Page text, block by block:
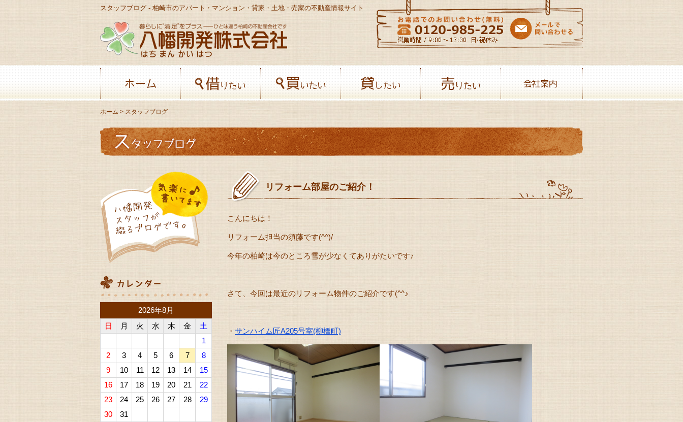
スタッフブログ - 柏崎市のアパート・マンション・貸家・土地・売家の不動産情報サイト
八幡開発株式会社-柏﨑の不動産会社
ホーム 借りたい 買いたい 貸したい 売りたい 会社案内
ホーム > スタッフブログ
2026年8月
日
月 火 水 木 金
土
1
2
3 4 5 6 7
8
9
10 11 12 13 14
15
16
17 18 19 20 21
22
23
24 25 26 27 28
29
30
31
リフォーム部屋のご紹介！
こんにちは！
リフォーム担当の須藤です(^^)/
今年の柏崎は今のところ雪が少なくてありがたいです♪
さて、今回は最近のリフォーム物件のご紹介です(^^♪
・ サンハイム匠A205号室(柳橋町)